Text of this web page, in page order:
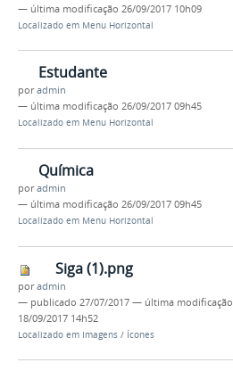
— última modificação 26/09/2017 10h09
Localizado em Menu Horizontal
Estudante
poradmin
— última modificação 26/09/2017 09h45
Localizado em Menu Horizontal
Química
poradmin
— última modificação 26/09/2017 09h45
Localizado em Menu Horizontal
Siga (1).png
poradmin
— publicado 27/07/2017 — última modificação
18/09/2017 14h52
Localizado em Imagens / Ícones